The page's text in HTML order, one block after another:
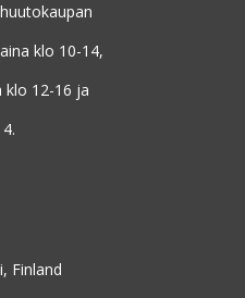
klo 10-14,
klo 12-16 ja
Finland